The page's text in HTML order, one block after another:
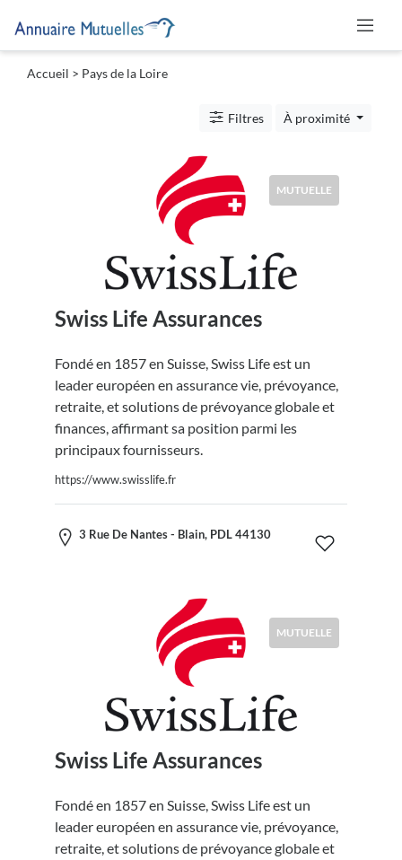
Accueil > Pays de la Loire
Filtres À proximité
MUTUELLE
Swiss Life Assurances
Fondé en 1857 en Suisse, Swiss Life est un
leader européen en assurance vie, prévoyance,
retraite, et solutions de prévoyance globale et
finances, affirmant sa position parmi les
principaux fournisseurs.
https://www.swisslife.fr
3 Rue De Nantes - Blain, PDL 44130
MUTUELLE
Swiss Life Assurances
Fondé en 1857 en Suisse, Swiss Life est un
leader européen en assurance vie, prévoyance,
retraite, et solutions de prévoyance globale et